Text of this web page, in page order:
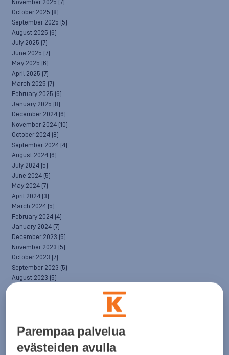
November 2025 (7)
October 2025 (8)
September 2025 (5)
August 2025 (6)
July 2025 (7)
June 2025 (7)
May 2025 (6)
April 2025 (7)
March 2025 (7)
February 2025 (6)
January 2025 (8)
December 2024 (6)
November 2024 (10)
October 2024 (8)
September 2024 (4)
August 2024 (6)
July 2024 (5)
June 2024 (5)
May 2024 (7)
April 2024 (3)
March 2024 (5)
February 2024 (4)
January 2024 (7)
December 2023 (5)
November 2023 (5)
October 2023 (7)
September 2023 (5)
August 2023 (5)
March 2023(8)
(6)
January 2023(7)
Parempaa palvelua
evästeiden avulla